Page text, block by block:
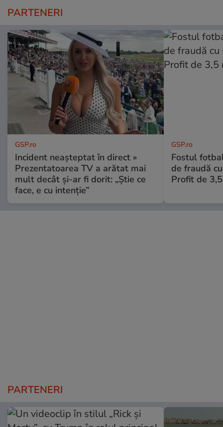
PARTENERI
GSP.ro
Incident neașteptat în direct »
Prezentatoarea TV a arătat mai
mult decât și-ar fi dorit: „Știe ce
face, e cu intenție”
GSP.ro
Fostul
de fraudă
Profit de
PARTENERI